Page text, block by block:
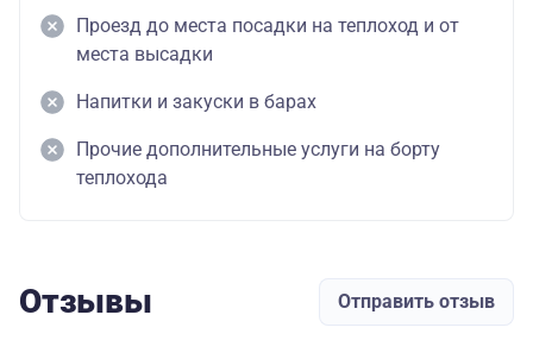
Проезд до места посадки на теплоход и от
места высадки
Напитки и закуски в барах
Прочие дополнительные услуги на борту
теплохода
Отзывы Отправить отзыв